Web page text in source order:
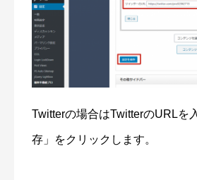
Twitterの場合はTwitterのURLを
存」をクリックします。